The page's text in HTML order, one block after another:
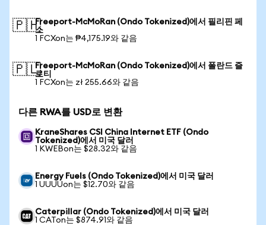
🇵🇭Freeport-McMoRan (Ondo Tokenized)에서 필리핀 페
소
1 FCXon는 ₱4,175.19와 같음
🇵🇱Freeport-McMoRan (Ondo Tokenized)에서 폴란드 즐
로티
1 FCXon는 zł 255.66와 같음
다른 RWA를 USD로 변환
KraneShares CSI China Internet ETF (Ondo
Tokenized)에서 미국 달러
1 KWEBon는 $28.32와 같음
Energy Fuels (Ondo Tokenized)에서 미국 달러
1 UUUUon는 $12.70와 같음
Caterpillar (Ondo Tokenized)에서 미국 달러
1 CATon는 $874.91와 같음